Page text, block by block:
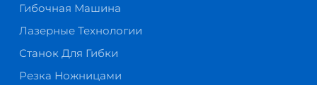
Гибочная Машина
Лазерные Технологии
Станок Для Гибки
Резка Ножницами